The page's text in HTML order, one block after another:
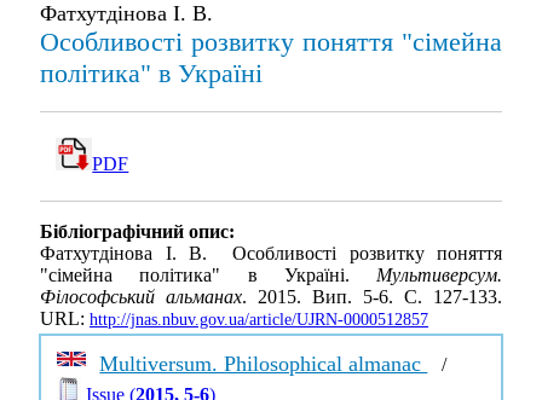
Фатхутдінова І. В.
Особливості розвитку поняття "сімейна
політика" в Україні
PDF
Бібліографічний опис:
Фатхутдінова І. В. Особливості розвитку поняття
"сімейна політика" в Україні. Мультиверсум.
Філософський альманах. 2015. Вип. 5-6. С. 127-133.
URL: http://jnas.nbuv.gov.ua/article/UJRN-0000512857
Multiversum. Philosophical almanac
/
Issue (2015, 5-6)